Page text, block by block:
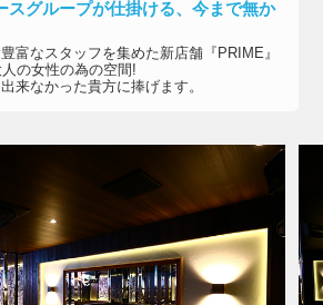
スグループが仕掛ける、今まで無か
富なスタッフを集めた新店舗『PRIME』
の女性の為の空間!
来なかった貴方に捧げます。